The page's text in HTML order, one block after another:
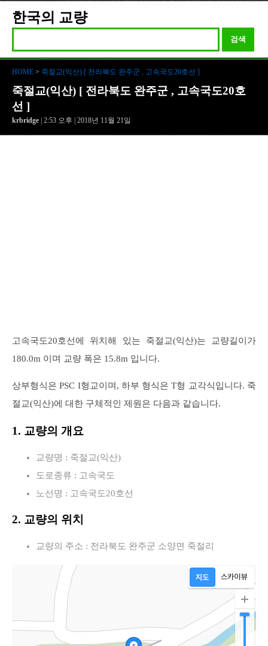
한국의 교량
검색
HOME > 죽절교(익산) [ 전라북도 완주군 , 고속국도20호선 ]
죽절교(익산) [ 전라북도 완주군 , 고속국도20호
선 ]
krbridge | 2:53 오후 | 2018년 11월 21일
고속국도20호선에 위치해 있는 죽절교(익산)는 교량길이가
180.0m 이며 교량 폭은 15.8m 입니다.
상부형식은 PSC I형교이며, 하부 형식은 T형 교각식입니다. 죽
절교(익산)에 대한 구체적인 제원은 다음과 같습니다.
1. 교량의 개요
교량명 : 죽절교(익산)
도로종류 : 고속국도
노선명 : 고속국도20호선
2. 교량의 위치
교량의 주소 : 전라북도 완주군 소양면 죽절리